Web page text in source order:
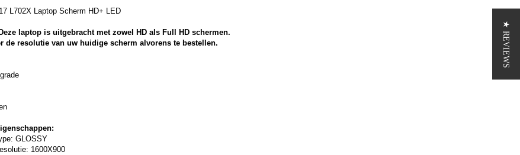
L702X Laptop Scherm HD+ LED
Deze laptop is uitgebracht met zowel HD als Full HD schermen.
de resolutie van uw huidige scherm alvorens te bestellen.
GLOSSY
1600X900
★ REVIEWS